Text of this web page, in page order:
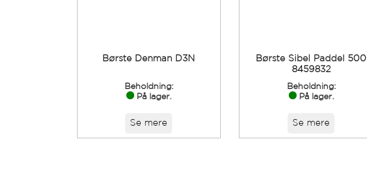
Børste Denman D3N
Beholdning:
På lager.
Se mere
Børste Sibel Paddel 500
8459832
Beholdning:
På lager.
Se mere